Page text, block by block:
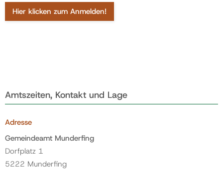
Hier klicken zum Anmelden!
Amtszeiten, Kontakt und Lage
Adresse
Gemeindeamt Munderfing
Dorfplatz 1
5222 Munderfing